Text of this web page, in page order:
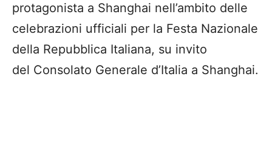
protagonista a Shanghai nell’ambito delle
celebrazioni ufficiali per la Festa Nazionale
della Repubblica Italiana, su invito
del Consolato Generale d’Italia a Shanghai.